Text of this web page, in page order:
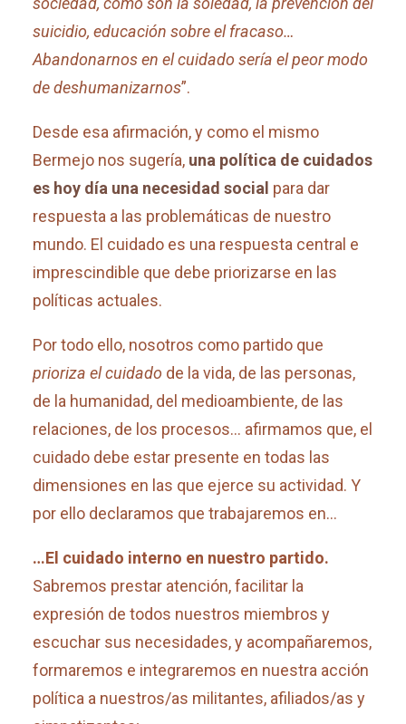
suicidio, educación sobre el fracaso…
Abandonarnos en el cuidado sería el peor modo
de deshumanizarnos”.
Desde esa afirmación, y como el mismo
Bermejo nos sugería, una política de cuidados
es hoy día una necesidad social para dar
respuesta a las problemáticas de nuestro
mundo. El cuidado es una respuesta central e
imprescindible que debe priorizarse en las
políticas actuales.
Por todo ello, nosotros como partido que
prioriza el cuidado de la vida, de las personas,
de la humanidad, del medioambiente, de las
relaciones, de los procesos… afirmamos que, el
cuidado debe estar presente en todas las
dimensiones en las que ejerce su actividad. Y
por ello declaramos que trabajaremos en…
…El cuidado interno en nuestro partido.
Sabremos prestar atención, facilitar la
expresión de todos nuestros miembros y
escuchar sus necesidades, y acompañaremos,
formaremos e integraremos en nuestra acción
política a nuestros/as militantes, afiliados/as y